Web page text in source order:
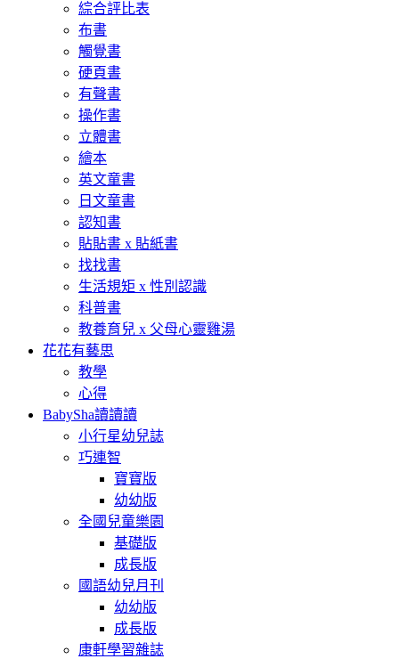
綜合評比表
布書
觸覺書
硬頁書
有聲書
操作書
立體書
繪本
英文童書
日文童書
認知書
貼貼書 x 貼紙書
找找書
生活規矩 x 性別認識
科普書
教養育兒 x 父母心靈雞湯
花花有藝思
教學
心得
BabySha讀讀讀
小行星幼兒誌
巧連智
寶寶版
幼幼版
全國兒童樂園
基礎版
成長版
國語幼兒月刊
幼幼版
成長版
康軒學習雜誌